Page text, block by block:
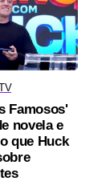
Famosos'
novela e
que Huck